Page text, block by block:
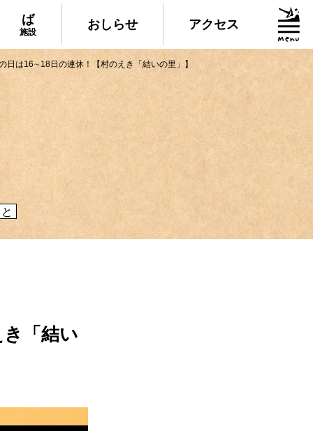
ば
施設
おしらせ アクセス
る美味しいグルメや、村でしか買えない
村の特産品「土佐はちきん地鶏」など各
施設
日は16∼18日の連休！【村のえき「結いの里」】
「結い